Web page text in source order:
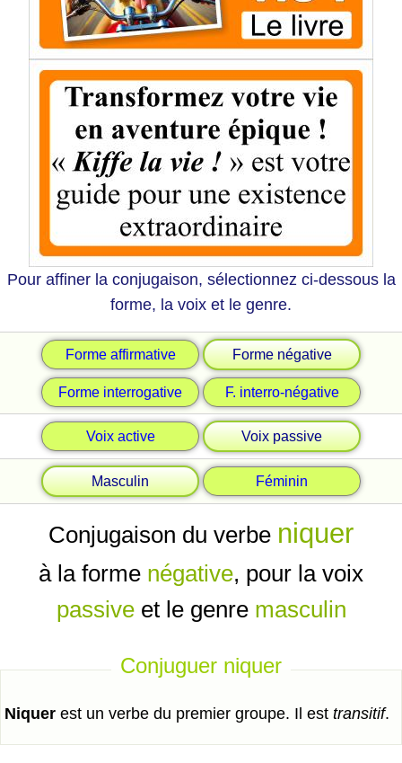
Pour affiner la conjugaison, sélectionnez ci-dessous la
forme, la voix et le genre.
Forme affirmative Forme négative
Forme interrogative F. interro-négative
Voix active Voix passive
Masculin Féminin
Conjugaison du verbe niquer
à la forme négative, pour la voix
passiveet le genre masculin
Conjuguer niquer
niquer est un verbe du premier groupe. Il est transitif.